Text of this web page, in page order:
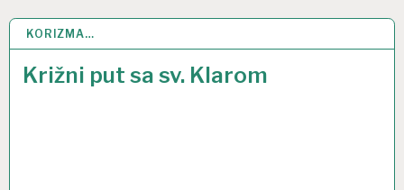
KORIZMA…
Križni put sa sv. Klarom
20 OŽU 2015